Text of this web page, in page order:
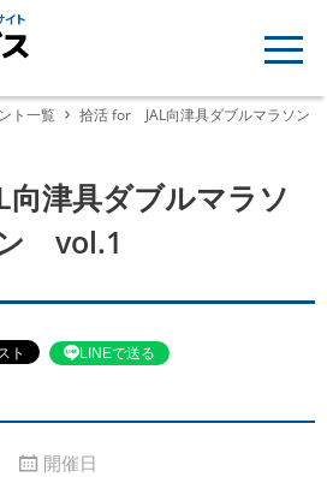
ト
ト一覧 拾活 for JAL向津具ダブルマラソン
津具ダブルマラソ
vol.1
LINEで送る
開催日